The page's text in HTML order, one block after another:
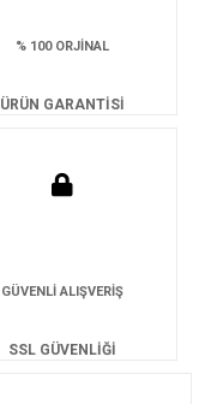
% 100 ORJİNAL
ÜRÜN GARANTİSİ
GÜVENLİ ALIŞVERİŞ
SSL GÜVENLİĞİ